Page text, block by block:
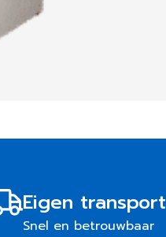
Eigen transport
Snel en betrouwbaar